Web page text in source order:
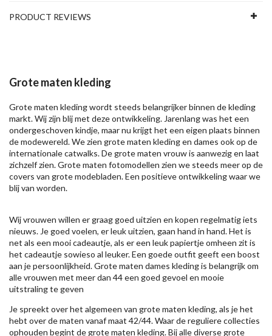
PRODUCT REVIEWS
Grote maten kleding
Grote maten kleding wordt steeds belangrijker binnen de kleding
markt. Wij zijn blij met deze ontwikkeling. Jarenlang was het een
ondergeschoven kindje, maar nu krijgt het een eigen plaats binnen
de modewereld. We zien grote maten kleding en dames ook op de
internationale catwalks. De grote maten vrouw is aanwezig en laat
zichzelf zien. Grote maten fotomodellen zien we steeds meer op de
covers van grote modebladen. Een positieve ontwikkeling waar we
blij van worden.
Wij vrouwen willen er graag goed uitzien en kopen regelmatig iets
nieuws. Je goed voelen, er leuk uitzien, gaan hand in hand. Het is
net als een mooi cadeautje, als er een leuk papiertje omheen zit is
het cadeautje sowieso al leuker. Een goede outfit geeft een boost
aan je persoonlijkheid. Grote maten dames kleding is belangrijk om
alle vrouwen met meer dan 44 een goed gevoel en mooie
uitstraling te geven
Je spreekt over het algemeen van grote maten kleding, als je het
hebt over de maten vanaf maat 42/44. Waar de reguliere collecties
ophouden begint de grote maten kleding. Bij alle diverse grote